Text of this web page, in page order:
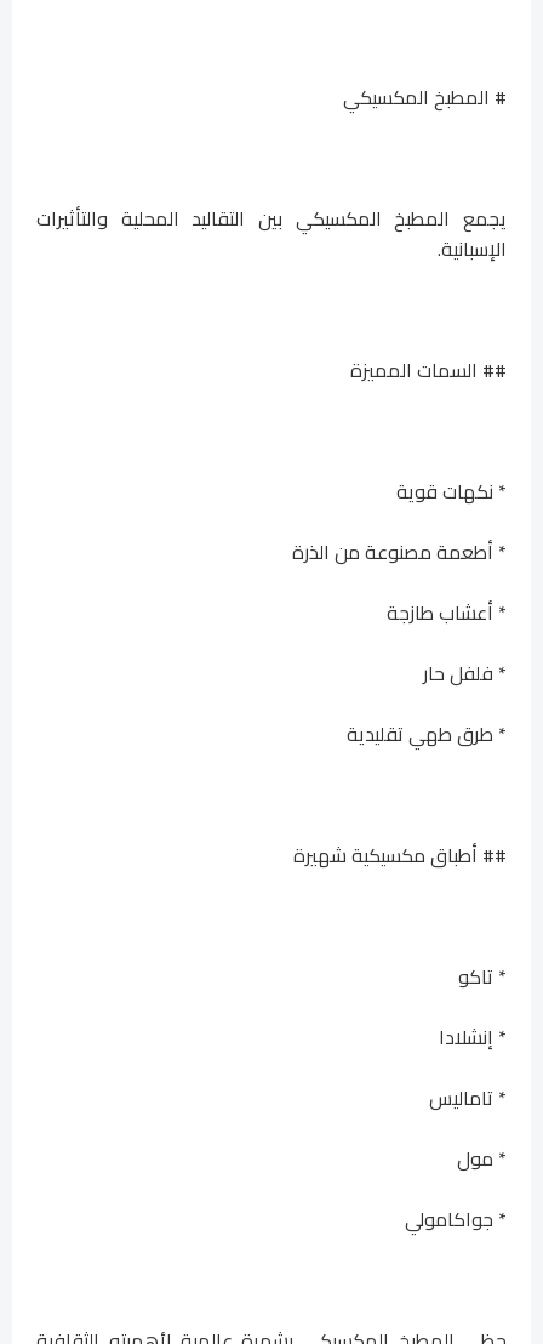
# المطبخ المكسيكي
يجمع المطبخ المكسيكي بين التقاليد المحلية والتأثيرات
الإسبانية.
## السمات المميزة
* نكهات قوية
* أطعمة مصنوعة من الذرة
* أعشاب طازجة
* فلفل حار
* طرق طهي تقليدية
## أطباق مكسيكية شهيرة
* تاكو
* إنشلادا
* تاماليس
* مول
* جواكامولي